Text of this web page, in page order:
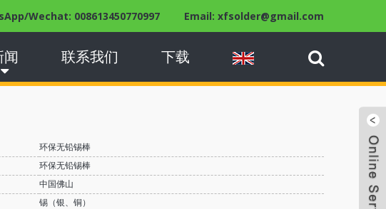
Wechat: 008613450770997 Email: xfsolder@gmail.com
闻 联系我们 下载
环保无铅锡棒
环保无铅锡棒
中国佛山
锡（银、铜）